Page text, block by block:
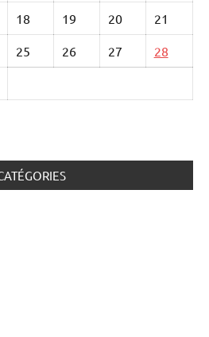
18 19 20 21
25 26 27 28